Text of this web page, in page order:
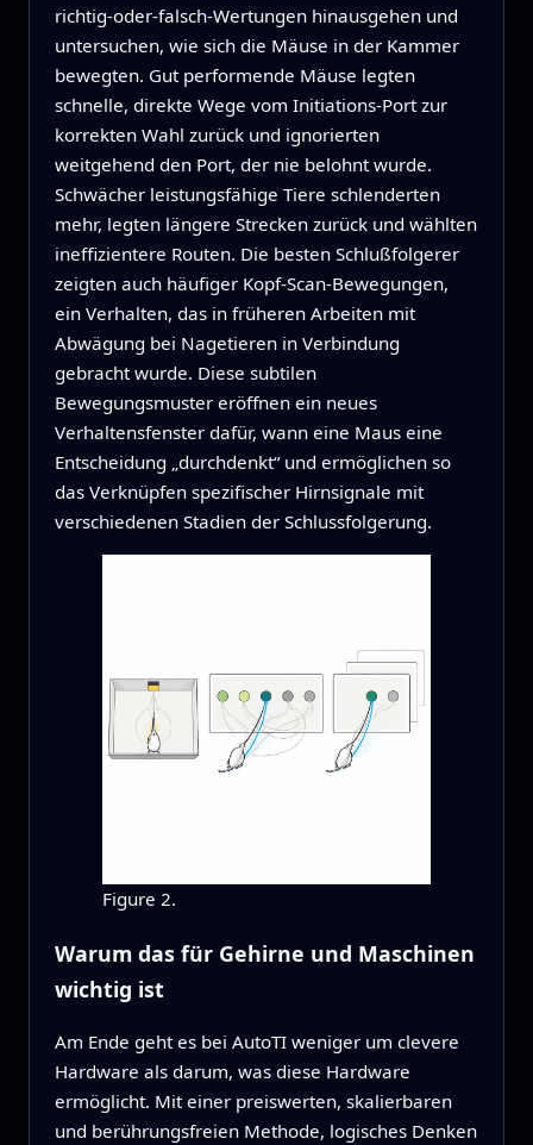
richtig‑oder‑falsch‑Wertungen hinausgehen und
untersuchen, wie sich die Mäuse in der Kammer
bewegten. Gut performende Mäuse legten
schnelle, direkte Wege vom Initiations‑Port zur
korrekten Wahl zurück und ignorierten
weitgehend den Port, der nie belohnt wurde.
Schwächer leistungsfähige Tiere schlenderten
mehr, legten längere Strecken zurück und wählten
ineffizientere Routen. Die besten Schlußfolgerer
zeigten auch häufiger Kopf‑Scan‑Bewegungen,
ein Verhalten, das in früheren Arbeiten mit
Abwägung bei Nagetieren in Verbindung
gebracht wurde. Diese subtilen
Bewegungsmuster eröffnen ein neues
Verhaltensfenster dafür, wann eine Maus eine
Entscheidung „durchdenkt“ und ermöglichen so
das Verknüpfen spezifischer Hirnsignale mit
verschiedenen Stadien der Schlussfolgerung.
Figure 2.
Warum das für Gehirne und Maschinen
wichtig ist
Am Ende geht es bei AutoTI weniger um clevere
Hardware als darum, was diese Hardware
ermöglicht. Mit einer preiswerten, skalierbaren
und berührungsfreien Methode, logisches Denken